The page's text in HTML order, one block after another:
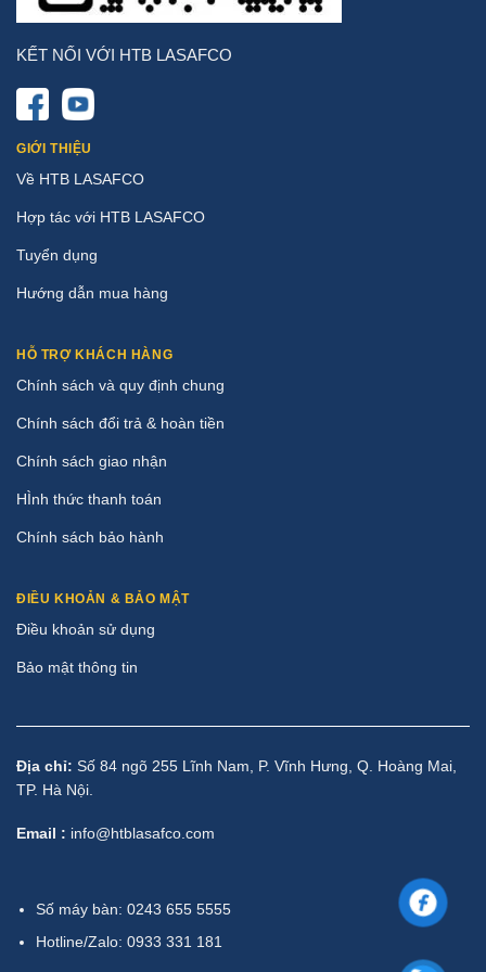
KẾT NỐI VỚI HTB LASAFCO
GIỚI THIỆU
Về HTB LASAFCO
Hợp tác với HTB LASAFCO
Tuyển dụng
Hướng dẫn mua hàng
HỖ TRỢ KHÁCH HÀNG
Chính sách và quy định chung
Chính sách đổi trả & hoàn tiền
Chính sách giao nhận
HÌnh thức thanh toán
Chính sách bảo hành
ĐIỀU KHOẢN & BẢO MẬT
Điều khoản sử dụng
Bảo mật thông tin
Địa chỉ: Số 84 ngõ 255 Lĩnh Nam, P. Vĩnh Hưng, Q. Hoàng Mai,
TP. Hà Nội.
Email : info@htblasafco.com
Số máy bàn: 0243 655 5555
Hotline/Zalo: 0933 331 181